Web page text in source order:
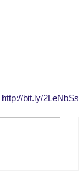
http://bit.ly/2LeNbSs